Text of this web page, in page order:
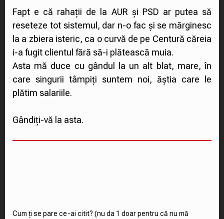
Fapt e că rahații de la AUR și PSD ar putea să
reseteze tot sistemul, dar n-o fac și se mărginesc
la a zbiera isteric, ca o curvă de pe Centură căreia
i-a fugit clientul fără să-i plătească muia.
Asta mă duce cu gândul la un alt blat, mare, în
care singurii tâmpiți suntem noi, ăștia care le
plătim salariile.
Gândiți-vă la asta.
Cum ți se pare ce-ai citit? (nu da 1 doar pentru că nu mă